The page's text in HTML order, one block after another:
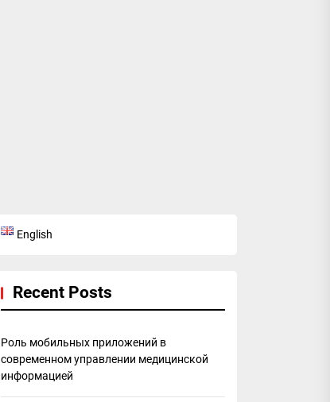
English
Recent Posts
Роль мобильных приложений в
современном управлении медицинской
информацией